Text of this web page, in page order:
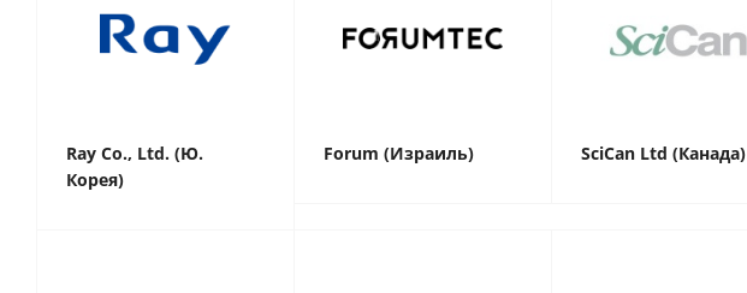
Ray Co., Ltd. (Ю.
Корея)
Forum (Израиль) SciCan Ltd (Канада)